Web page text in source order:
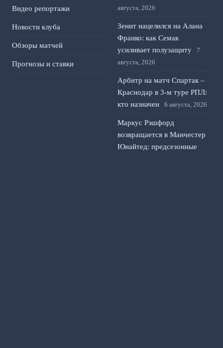
Видео репортажи
Новости клуба
Обзоры матчей
Прогнозы и ставки
августа, 2026
Зенит нацелился на Алана
Франко: как Семак
усиливает полузащиту
7
августа, 2026
Арбитр на матч Спартак –
Краснодар в 3-м туре РПЛ:
кто назначен
6 августа, 2026
Маркус Рэшфорд
возвращается в Манчестер
Юнайтед: предсезонные